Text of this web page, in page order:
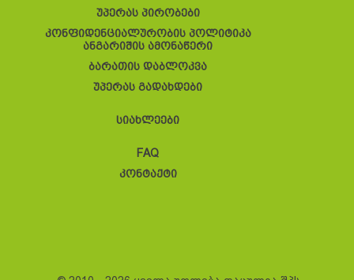
უპერას პირობები
კონფიდენციალურობის პოლიტიკა
ანგარიშის ამონაწერი
ბარათის დაბლოკვა
უპერას გადახდები
სიახლეები
FAQ
კონტაქტი